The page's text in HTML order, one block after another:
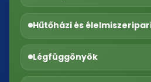
Hűtőházi és
Légfüggönyök